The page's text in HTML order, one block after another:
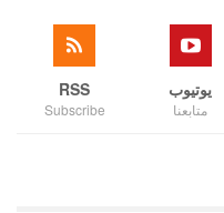
يوتيوب
متابعنا
RSS
Subscribe